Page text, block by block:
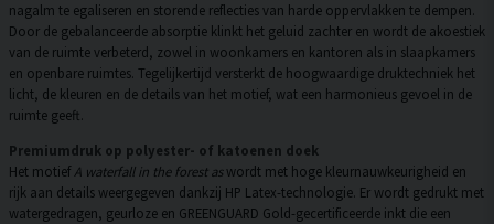
nagalm te egaliseren en storende reflecties van harde oppervlakken te dempen.
Door de gebalanceerde absorptie klinkt het geluid zachter en wordt de akoestiek
van de ruimte verbeterd, zowel in woonkamers en kantoren als in slaapkamers
en openbare ruimtes. Tegelijkertijd versterkt de hoogwaardige druktechniek het
licht, de kleuren en de details van het motief, wat een harmonieus gevoel in de
ruimte geeft.
Premiumdruk op polyester- of katoenen doek
Het motiefA waterfall in the forest aswordt met hoge kleurnauwkeurigheid en
rijk aan details weergegeven dankzij HP Latex-technologie. Er wordt gedrukt met
watergedragen, geurloze en GREENGUARD Gold-gecertificeerde inkt die een